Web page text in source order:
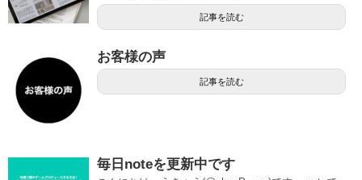
記事を読む
お客様の声
記事を読む
毎日noteを更新中です